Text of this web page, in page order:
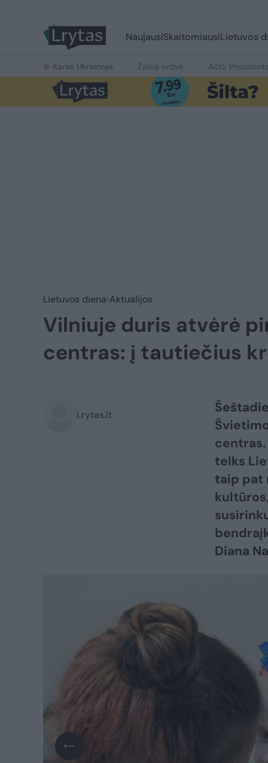
NaujausiSkaitomiausiLietuvos
Karas Ukrainoje Žalioji erdvė Ačiū,
Lietuvos diena Aktualijos
Vilniuje duris atvėrė
centras: į tautiečius
Lrytas.lt
telks
taip pat
Diana